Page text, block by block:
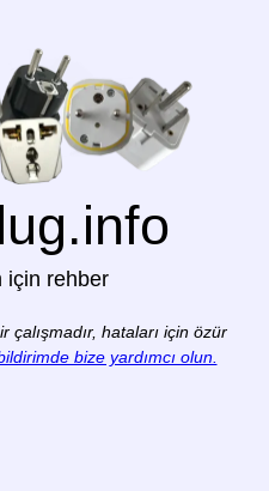
için rehber
hataları için özür
bize yardımcı olun.